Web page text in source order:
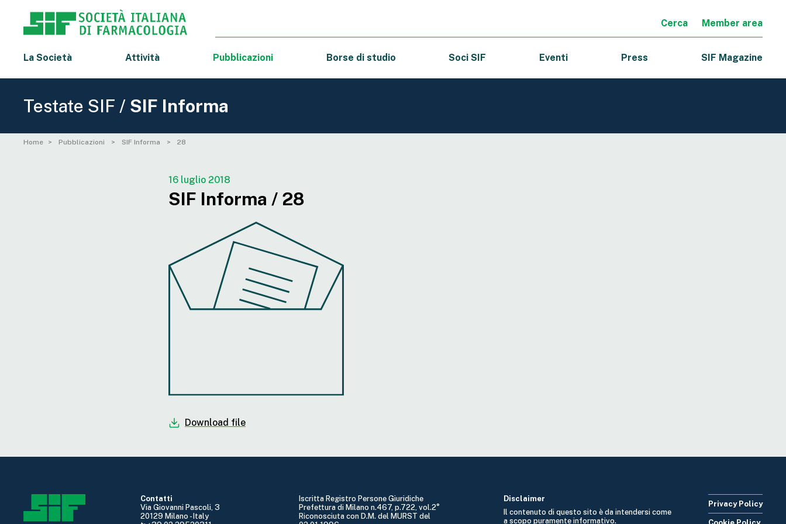
Cerca Member area
La Società Attività Pubblicazioni Borse di studio Soci SIF Eventi Press SIF Magazine
Testate SIF / SIF Informa
Home Pubblicazioni SIF Informa 28
16 luglio 2018
SIF Informa / 28
Download file
Contatti
Via Giovanni Pascoli, 3
20129 Milano - Italy
Iscritta Registro Persone Giuridiche
Prefettura di Milano n.467, p.722, vol.2°
Riconosciuta con D.M. del MURST del
Disclaimer
Il contenuto di questo sito è da intendersi come
a scopo puramente informativo.
Privacy Policy